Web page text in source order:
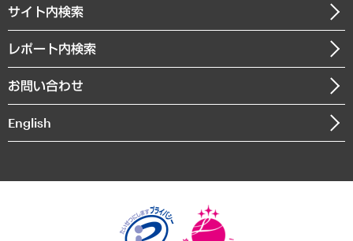
まちづくり・観光・交通・スポーツ・スマートシティ
自然資源・農林水産業・食料システム
メディア掲載・出演
沿革
組織図・本部部室紹介
インドネシア現地法人
個人情報保護方針
サイト内検索
レポート内検索
お問い合わせ
English